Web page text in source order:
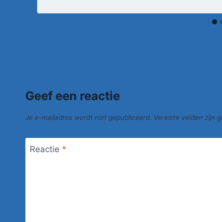
Geef een reactie
Je e-mailadres wordt niet gepubliceerd. Vereiste velden zijn
Reactie *